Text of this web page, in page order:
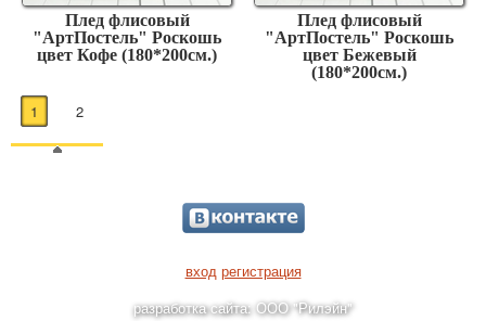
Плед флисовый
"АртПостель" Роскошь
цвет Кофе (180*200см.)
Плед флисовый
"АртПостель" Роскошь
цвет Бежевый
(180*200см.)
1 2
вход регистрация
разработка сайта: ООО "Рилэйн"